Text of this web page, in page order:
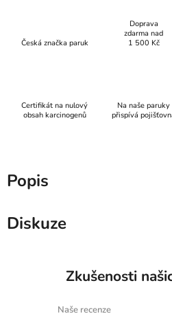
Česká značka paruk
Doprava
zdarma nad
1 500 Kč
Certifikát na nulový
obsah karcinogenů
Na naše paruky
přispívá
Popis
Diskuze
Zkušenosti
Naše recenze